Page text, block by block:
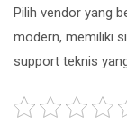
Pilih vendor yang
modern, memiliki
support teknis